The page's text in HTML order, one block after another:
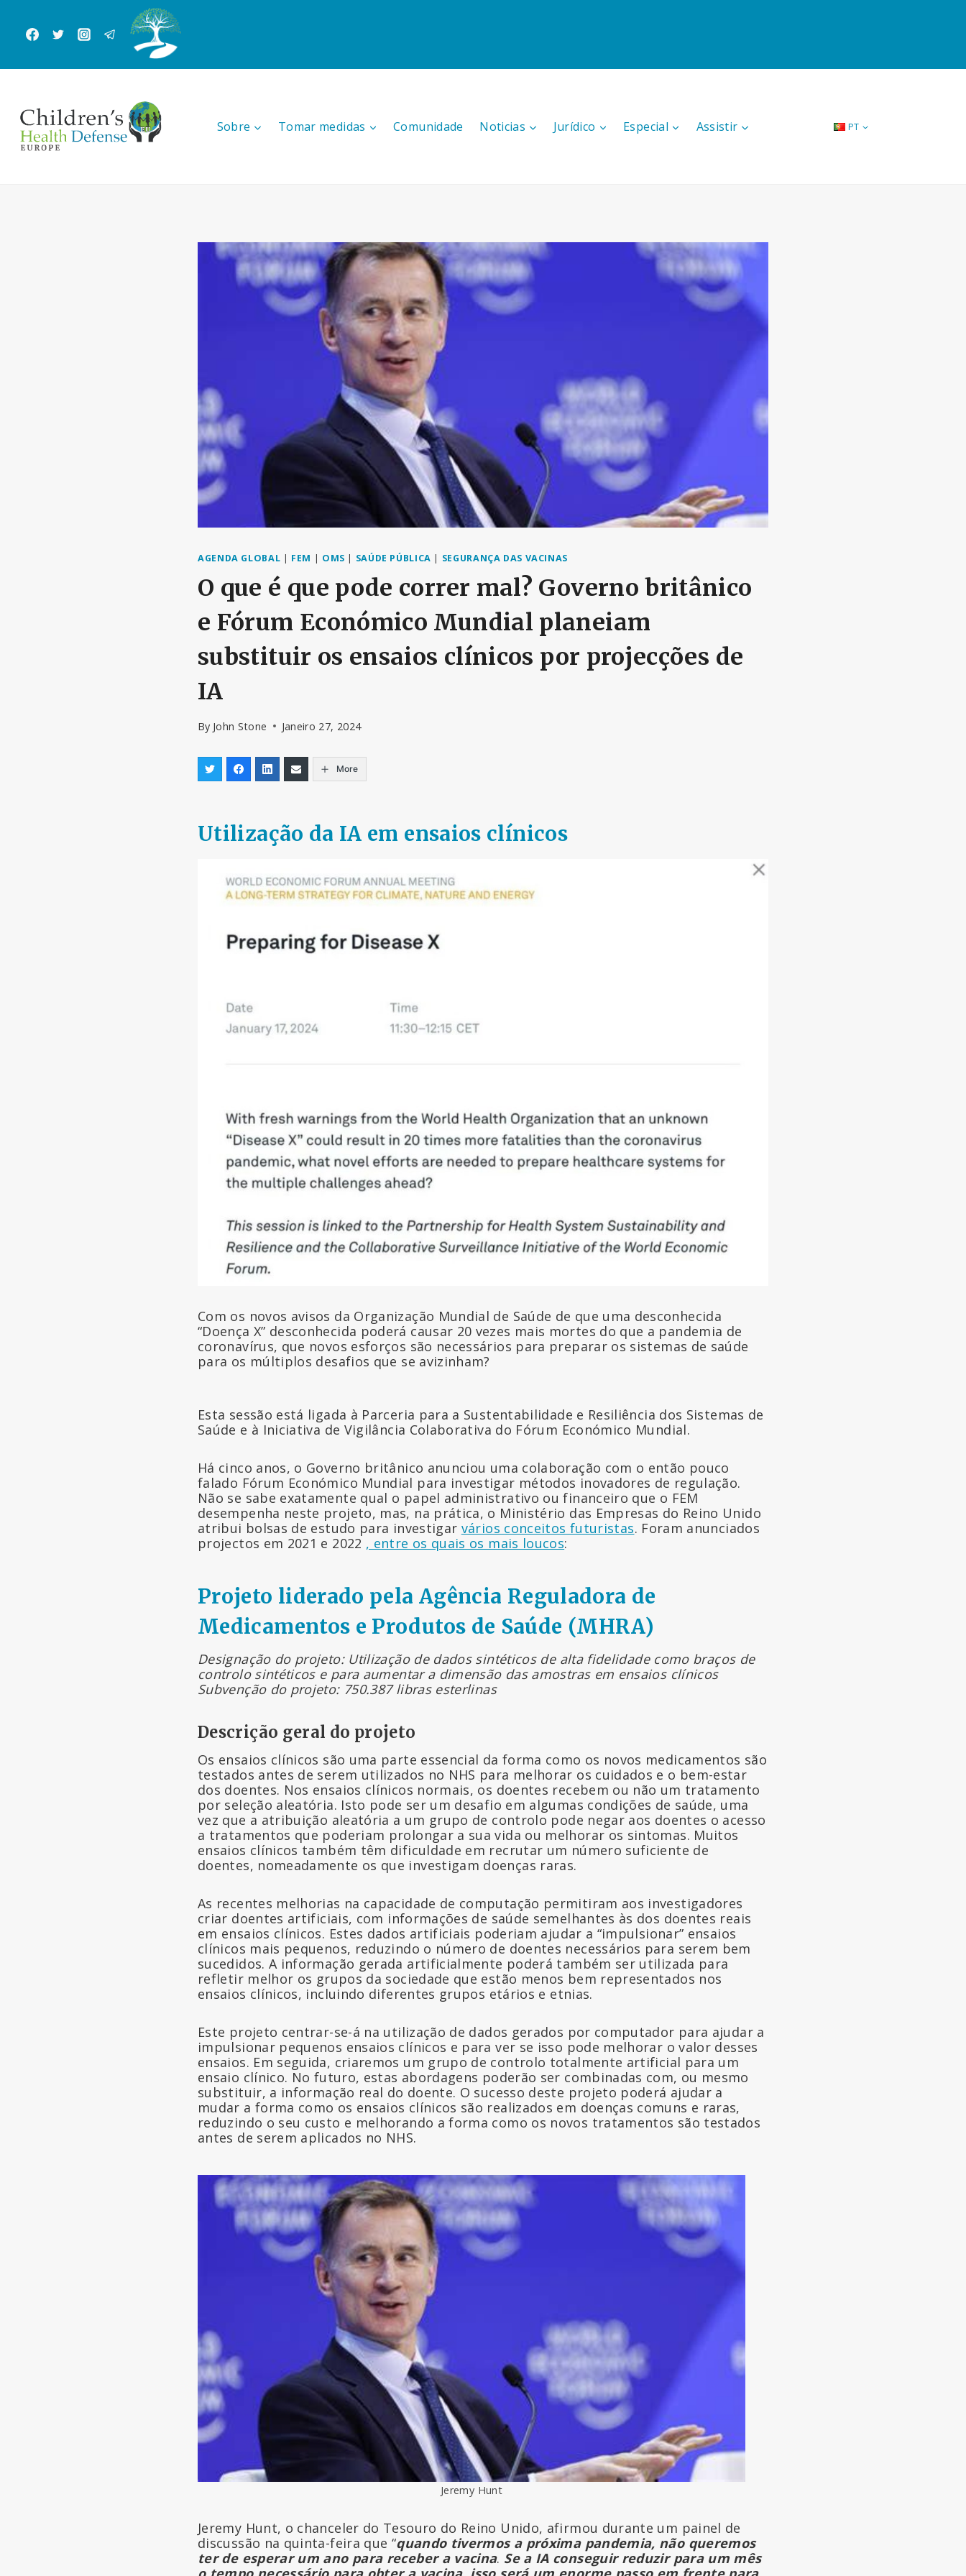
content
Sobre Tomar medidas Comunidade Noticias Jurídico Especial Assistir PT
AGENDA GLOBAL | FEM | OMS | SAÚDE PÚBLICA | SEGURANÇA DAS VACINAS
O que é que pode correr mal? Governo britânico
e Fórum Económico Mundial planeiam
substituir os ensaios clínicos por projecções de
IA
By John Stone Janeiro 27, 2024
More
Utilização da IA em ensaios clínicos
Com os novos avisos da Organização Mundial de Saúde de que uma desconhecida
“Doença X” desconhecida poderá causar 20 vezes mais mortes do que a pandemia de
coronavírus, que novos esforços são necessários para preparar os sistemas de saúde
para os múltiplos desafios que se avizinham?
Esta sessão está ligada à Parceria para a Sustentabilidade e Resiliência dos Sistemas de
Saúde e à Iniciativa de Vigilância Colaborativa do Fórum Económico Mundial.
Há cinco anos, o Governo britânico anunciou uma colaboração com o então pouco
falado Fórum Económico Mundial para investigar métodos inovadores de regulação.
Não se sabe exatamente qual o papel administrativo ou financeiro que o FEM
desempenha neste projeto, mas, na prática, o Ministério das Empresas do Reino Unido
atribui bolsas de estudo para investigar vários conceitos futuristas. Foram anunciados
projectos em 2021 e 2022 , entre os quais os mais loucos:
Projeto liderado pela Agência Reguladora de
Medicamentos e Produtos de Saúde (MHRA)
Designação do projeto: Utilização de dados sintéticos de alta fidelidade como braços de
controlo sintéticos e para aumentar a dimensão das amostras em ensaios clínicos
Subvenção do projeto: 750.387 libras esterlinas
Descrição geral do projeto
Os ensaios clínicos são uma parte essencial da forma como os novos medicamentos são
testados antes de serem utilizados no NHS para melhorar os cuidados e o bem-estar
dos doentes. Nos ensaios clínicos normais, os doentes recebem ou não um tratamento
por seleção aleatória. Isto pode ser um desafio em algumas condições de saúde, uma
vez que a atribuição aleatória a um grupo de controlo pode negar aos doentes o acesso
a tratamentos que poderiam prolongar a sua vida ou melhorar os sintomas. Muitos
ensaios clínicos também têm dificuldade em recrutar um número suficiente de
doentes, nomeadamente os que investigam doenças raras.
As recentes melhorias na capacidade de computação permitiram aos investigadores
criar doentes artificiais, com informações de saúde semelhantes às dos doentes reais
em ensaios clínicos. Estes dados artificiais poderiam ajudar a “impulsionar” ensaios
clínicos mais pequenos, reduzindo o número de doentes necessários para serem bem
sucedidos. A informação gerada artificialmente poderá também ser utilizada para
refletir melhor os grupos da sociedade que estão menos bem representados nos
ensaios clínicos, incluindo diferentes grupos etários e etnias.
Este projeto centrar-se-á na utilização de dados gerados por computador para ajudar a
impulsionar pequenos ensaios clínicos e para ver se isso pode melhorar o valor desses
ensaios. Em seguida, criaremos um grupo de controlo totalmente artificial para um
ensaio clínico. No futuro, estas abordagens poderão ser combinadas com, ou mesmo
substituir, a informação real do doente. O sucesso deste projeto poderá ajudar a
mudar a forma como os ensaios clínicos são realizados em doenças comuns e raras,
reduzindo o seu custo e melhorando a forma como os novos tratamentos são testados
antes de serem aplicados no NHS.
Jeremy Hunt
Jeremy Hunt, o chanceler do Tesouro do Reino Unido, afirmou durante um painel de
discussão na quinta-feira que “quando tivermos a próxima pandemia, não queremos
ter de esperar um ano para receber a vacina. Se a IA conseguir reduzir para um mês